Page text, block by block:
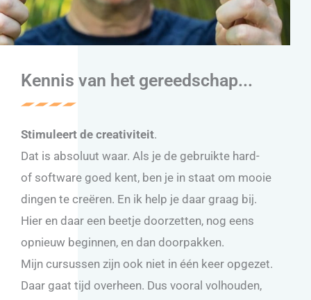
Kennis van het gereedschap...
Stimuleert de creativiteit.
Dat is absoluut waar. Als je de gebruikte hard-
of software goed kent, ben je in staat om mooie
dingen te creëren. En ik help je daar graag bij.
Hier en daar een beetje doorzetten, nog eens
opnieuw beginnen, en dan doorpakken.
Mijn cursussen zijn ook niet in één keer opgezet.
Daar gaat tijd overheen. Dus vooral volhouden,